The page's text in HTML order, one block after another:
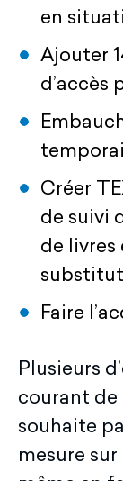
en
Ajouter
d’accès
Créer
de suivi
de livres
Faire
Plusieurs
courant de
souhaite
mesure